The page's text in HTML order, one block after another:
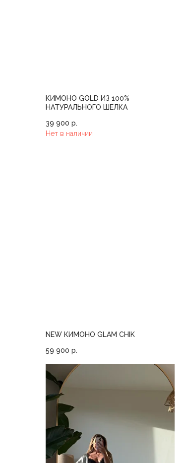
КИМОНО GOLD ИЗ 100%
НАТУРАЛЬНОГО ШЕЛКА
39 900 р.
Нет в наличии
NEW КИМОНО GLAM CHIK
59 900 р.